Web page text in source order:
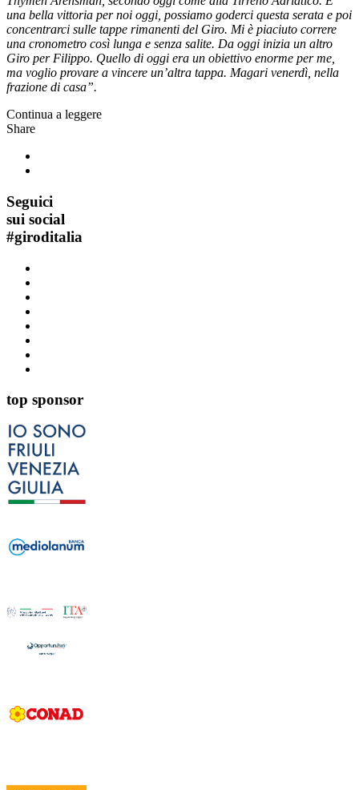
una bella vittoria per noi oggi, possiamo goderci questa serata e poi
concentrarci sulle tappe rimanenti del Giro. Mi è piaciuto correre
una cronometro così lunga e senza salite. Da oggi inizia un altro
Giro per Filippo. Quello di oggi era un obiettivo enorme per me,
ma voglio provare a vincere un’altra tappa. Magari venerdì, nella
frazione di casa”.
Continua a leggere
Share
Seguici
sui social
#giroditalia
top sponsor